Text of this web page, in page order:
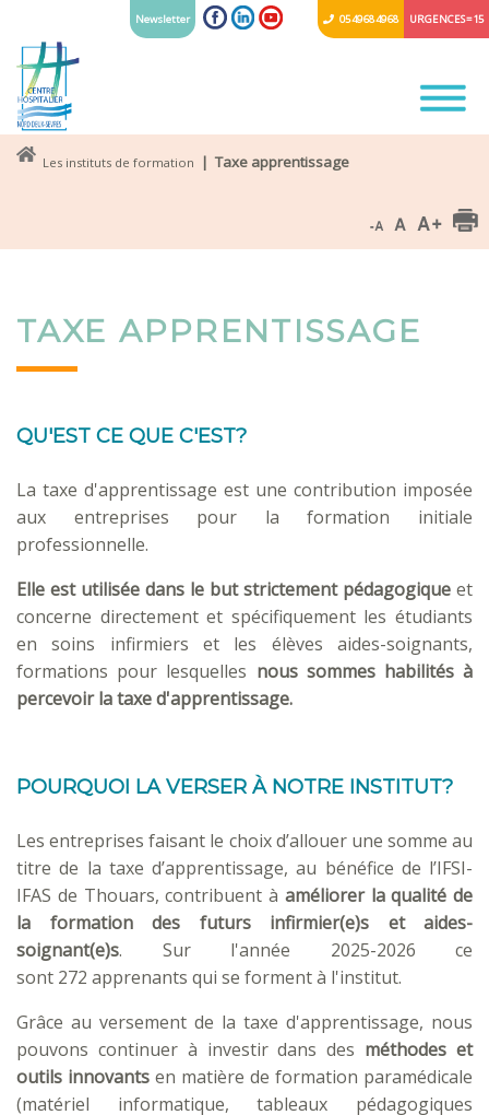
URGENCES = 15
05 49 68 49 68
Newsletter
Les instituts de formation | Taxe apprentissage
TAXE APPRENTISSAGE
QU'EST CE QUE C'EST?
La taxe d'apprentissage est une contribution imposée
aux entreprises pour la formation initiale
professionnelle.
Elle est utilisée dans le but strictement pédagogique et
concerne directement et spécifiquement les étudiants
en soins infirmiers et les élèves aides-soignants,
formations pour lesquelles nous sommes habilités à
percevoir la taxe d'apprentissage.
POURQUOI LA VERSER À NOTRE INSTITUT?
Les entreprises faisant le choix d’allouer une somme au
titre de la taxe d’apprentissage, au bénéfice de l’IFSI-
IFAS de Thouars, contribuent à améliorer la qualité de
la formation des futurs infirmier(e)s et aides-
soignant(e)s. Sur l'année 2025-2026 ce
sont 272 apprenants qui se forment à l'institut.
Grâce au versement de la taxe d'apprentissage, nous
pouvons continuer à investir dans des méthodes et
outils innovants en matière de formation paramédicale
(matériel informatique, tableaux pédagogiques